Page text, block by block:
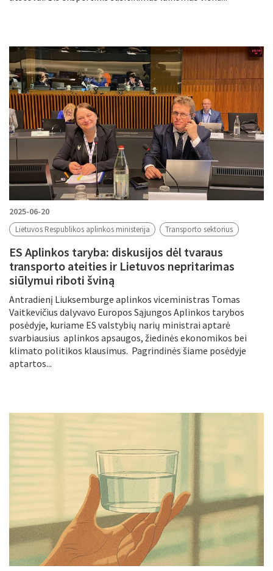
2025-06-20
Lietuvos Respublikos aplinkos ministerija Transporto sektorius
ES Aplinkos taryba: diskusijos dėl tvaraus
transporto ateities ir Lietuvos nepritarimas
siūlymui riboti šviną
Antradienį Liuksemburge aplinkos viceministras Tomas
Vaitkevičius dalyvavo Europos Sąjungos Aplinkos tarybos
posėdyje, kuriame ES valstybių narių ministrai aptarė
svarbiausius aplinkos apsaugos, žiedinės ekonomikos bei
klimato politikos klausimus. Pagrindinės šiame posėdyje
aptartos...